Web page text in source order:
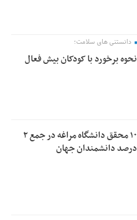
دانستنی های سلامت؛
نحوه برخورد با کودکان بیش فعال
۱۰ محقق دانشگاه مراغه در جمع ۲
درصد دانشمندان جهان